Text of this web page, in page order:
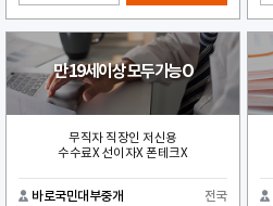
만 19세이상 모두가능O
무직자 직장인 저신용
수수료X 선이자X 폰테크X
바로국민대부중개 전국